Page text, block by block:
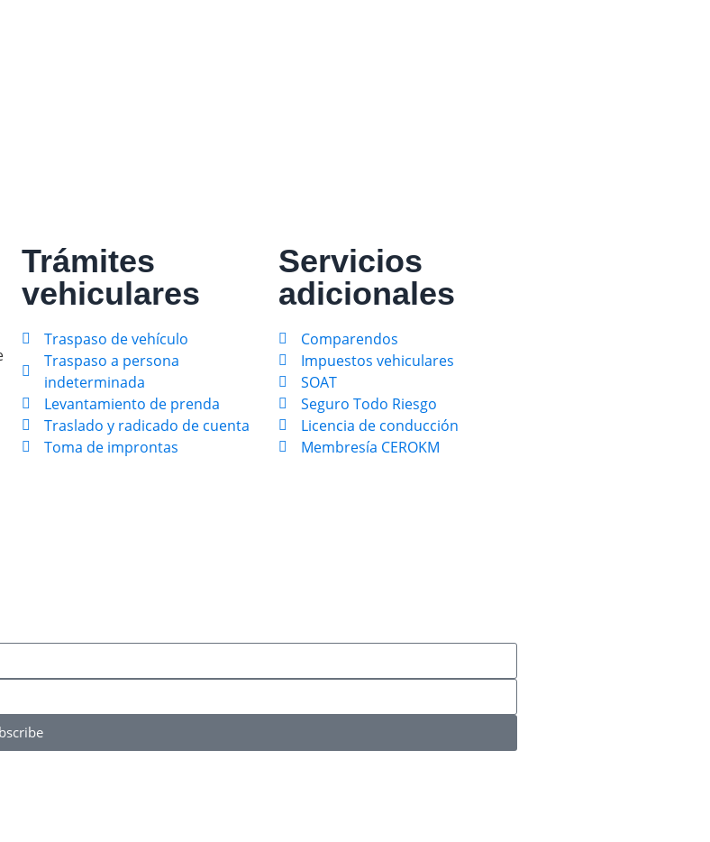
Trámites
vehiculares
Traspaso de vehículo
Traspaso a persona
indeterminada
Levantamiento de prenda
Traslado y radicado de cuenta
Toma de improntas
Servicios
adicionales
Comparendos
Impuestos vehiculares
SOAT
Seguro Todo Riesgo
Licencia de conducción
Membresía CEROKM